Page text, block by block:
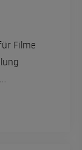
Filme